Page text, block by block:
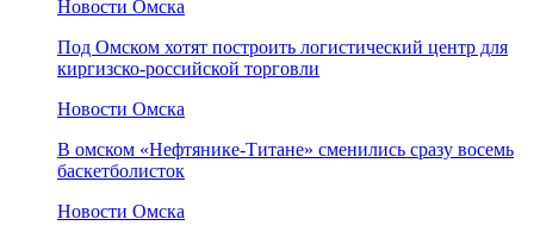
Новости Омска
Под Омском хотят построить логистический центр для
киргизско-российской торговли
Новости Омска
В омском «Нефтянике-Титане» сменились сразу восемь
баскетболисток
Новости Омска